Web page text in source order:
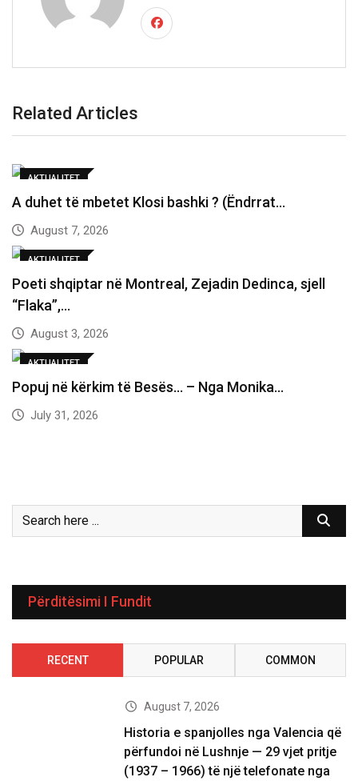
Related Articles
AKTUALITET
A duhet të mbetet Klosi bashki ? (Ëndrrat…
August 7, 2026
AKTUALITET
Poeti shqiptar në Montreal, Zejadin Dedinca, sjell
“Flaka”,…
August 3, 2026
AKTUALITET
Popuj në kërkim të Besës… – Nga Monika…
July 31, 2026
Përditësimi I Fundit
RECENT POPULAR COMMON
August 7, 2026
Historia e spanjolles nga Valencia që
përfundoi në Lushnje — 29 vjet pritje
(1937 – 1966) të një telefonate nga